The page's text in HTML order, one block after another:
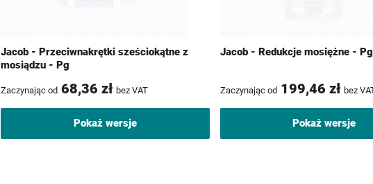
Jacob - Przeciwnakrętki sześciokątne z
mosiądzu - Pg
Zaczynając od 68,36 zł bez VAT
Pokaż wersje
Jacob - Redukcje mosiężne - Pg
Zaczynając od 199,46 zł bez
Pokaż wersje